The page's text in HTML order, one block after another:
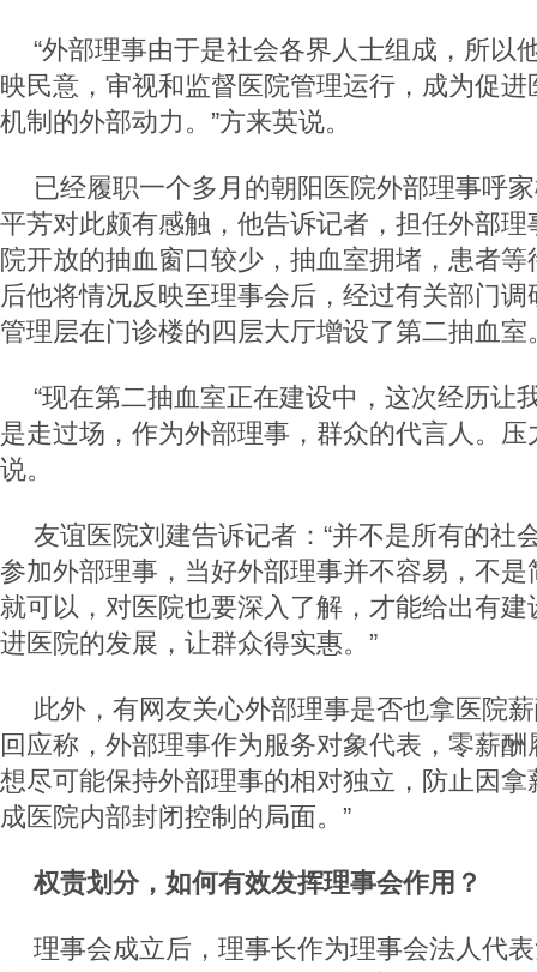
“外部理事由于是社会各界人士组成，所以
映民意，审视和监督医院管理运行，成为促
机制的外部动力。”方来英说。
已经履职一个多月的朝阳医院外部理事呼
平芳对此颇有感触，他告诉记者，担任外部
院开放的抽血窗口较少，抽血室拥堵，患者
后他将情况反映至理事会后，经过有关部门
管理层在门诊楼的四层大厅增设了第二抽血室
“现在第二抽血室正在建设中，这次经历让
是走过场，作为外部理事，群众的代言人。压
说。
友谊医院刘建告诉记者：“并不是所有的社
参加外部理事，当好外部理事并不容易，不
就可以，对医院也要深入了解，才能给出有
进医院的发展，让群众得实惠。”
此外，有网友关心外部理事是否也拿医院
回应称，外部理事作为服务对象代表，零薪酬
想尽可能保持外部理事的相对独立，防止因
成医院内部封闭控制的局面。”
权责划分，如何有效发挥理事会作用？
理事会成立后，理事长作为理事会法人代